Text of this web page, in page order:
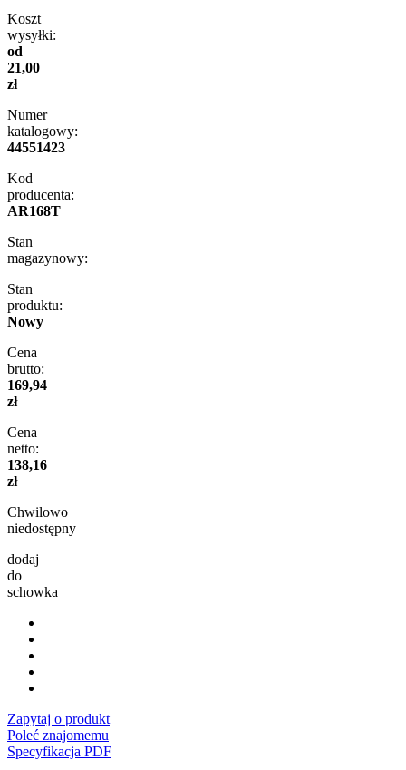
Koszt
wysyłki:
od
21,00
zł
Numer
katalogowy:
44551423
Kod
producenta:
AR168T
Stan
magazynowy:
Stan
produktu:
Nowy
Cena
brutto:
169,94
zł
Cena
netto:
138,16
zł
Chwilowo
niedostępny
dodaj
do
schowka
Zapytaj o produkt
Poleć znajomemu
Specyfikacja PDF